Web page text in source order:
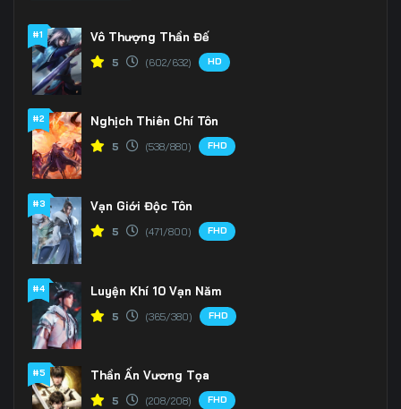
Tập 148 Tập 149
Tập 151
#1 Vô Thượng Thần Đế
5 (602/632) HD
#2 Nghịch Thiên Chí Tôn
5 (538/880) FHD
#3 Vạn Giới Độc Tôn
5 (471/800) FHD
#4 Luyện Khí 10 Vạn Năm
5 (365/380) FHD
#5 Thần Ấn Vương Tọa
5 (208/208) FHD